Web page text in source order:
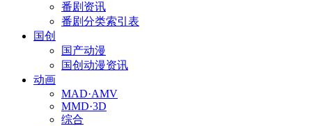
番剧资讯
番剧分类索引表
国创
国产动漫
国创动漫资讯
动画
MAD·AMV
MMD·3D
综合